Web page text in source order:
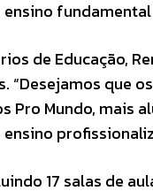
de Educação,
que
Mundo, mais
17 salas de